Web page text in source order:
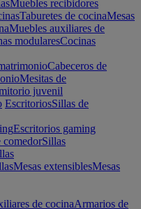
Muebles recibidores
Taburetes de cocinaMesas
Muebles auxiliares de
modularesCocinas
Cabeceros de
Mesitas de
juvenil
EscritoriosSillas de
Escritorios gaming
comedorSillas
Mesas extensiblesMesas
de cocinaArmarios de